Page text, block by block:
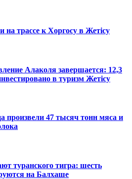
трассе к Хоргосу в Жетісу
Алаколя завершается: 12,3
в туризм Жетісу
произвели 47 тысяч тонн мяса и
туранского тигра: шесть
на Балхаше